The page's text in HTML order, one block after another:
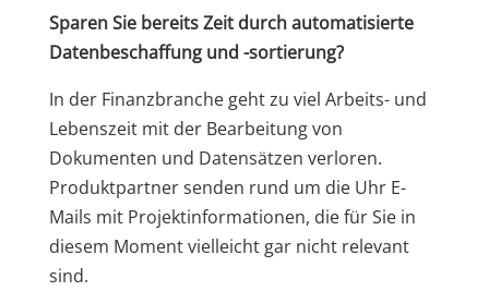
Sparen Sie bereits Zeit durch automatisierte
Datenbeschaffung und -sortierung?
In der Finanzbranche geht zu viel Arbeits- und
Lebenszeit mit der Bearbeitung von
Dokumenten und Datensätzen verloren.
Produktpartner senden rund um die Uhr E-
Mails mit Projektinformationen, die für Sie in
diesem Moment vielleicht gar nicht relevant
sind.